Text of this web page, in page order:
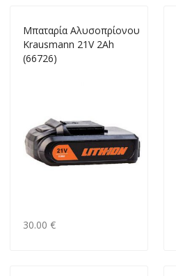
Μπαταρία Αλυσοπρίονου
Krausmann 21V 2Ah
(66726)
30.00 €